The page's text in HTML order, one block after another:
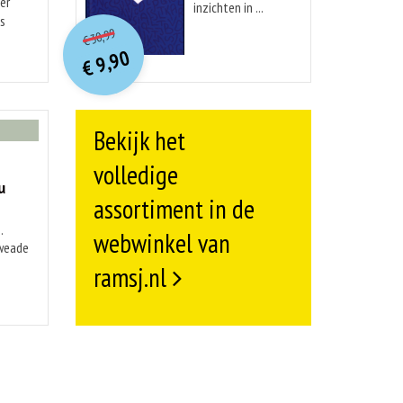
inzichten in ...
€30,99O
orspr
onkelijke
prijs
was:
€ 30,99.
€9,90
Huidige
prijs
is:
€ 9,90.
Bekijk het
volledige
assortiment in de
webwinkel van
ramsj.nl